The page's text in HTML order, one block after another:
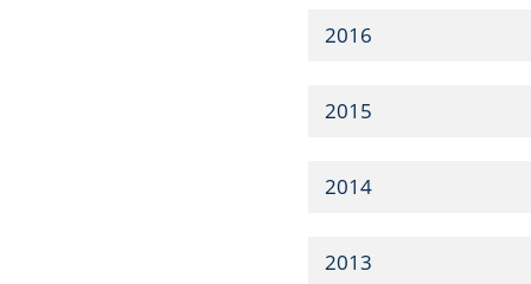
2016
2015
2014
2013